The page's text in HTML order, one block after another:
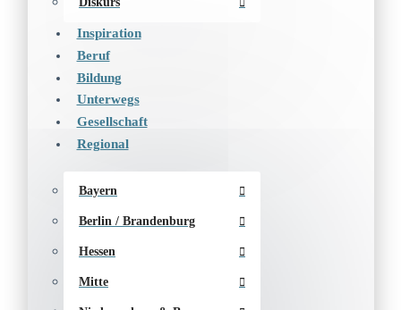
Inspiration
Beruf
Bildung
Unterwegs
Gesellschaft
Regional
Bayern
Berlin / Brandenburg
Hessen
Mitte